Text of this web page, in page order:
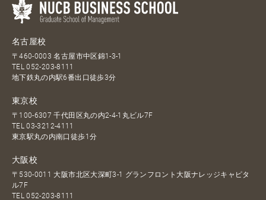
名古屋校
〒460-0003 名古屋市中区錦1-3-1
TEL052-203-8111
地下鉄丸の内駅6番出口徒歩3分
東京校
〒100-6307 千代田区丸の内2-4-1丸ビル7F
TEL03-3212-4111
東京駅丸の内南口徒歩1分
大阪校
〒530-0011 大阪市北区大深町3-1 グランフロント大阪ナレッジキャピタ
ル7F
TEL052-203-8111